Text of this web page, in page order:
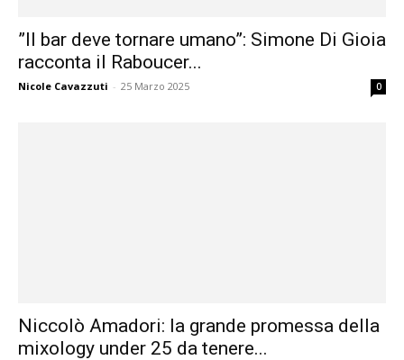
”Il bar deve tornare umano”: Simone Di Gioia
racconta il Raboucer...
Nicole Cavazzuti - 25 Marzo 2025 0
Niccolò Amadori: la grande promessa della
mixology under 25 da tenere...